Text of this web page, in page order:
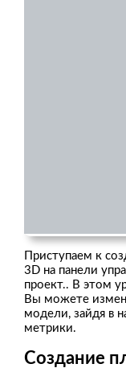
Приступаем к
3D на панели
проект.. В этом
Вы можете
модели, зайдя в
метрики.
Создание